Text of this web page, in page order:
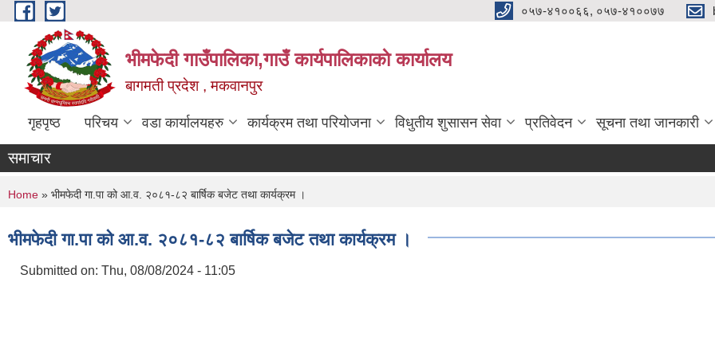
Skip to main content ०५७-४१००६६, ०५७-४१००७७
भीमफेदी गाउँपालिका,गाउँ कार्यपालिकाकाे कार्यालय
बागमती प्रदेश , मकवानपुर
गृहपृष्ठ परिचय वडा कार्यालयहरु कार्यक्रम तथा परियोजना विधुतीय शुसासन सेवा प्रतिवेदन सूचना तथा जानकारी
समाचार
You are here
Home » भीमफेदी गा.पा को आ.व. २०८१-८२ बार्षिक बजेट तथा कार्यक्रम ।
भीमफेदी गा.पा को आ.व. २०८१-८२ बार्षिक बजेट तथा कार्यक्रम ।
Submitted on: Thu, 08/08/2024 - 11:05